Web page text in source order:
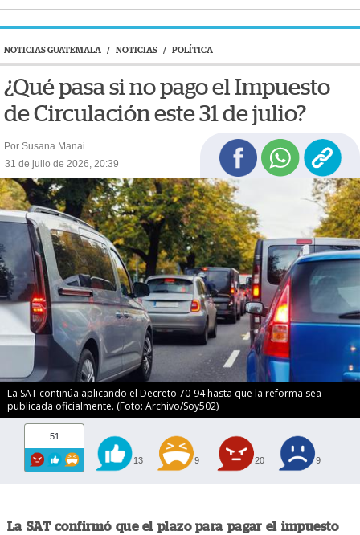
NOTICIAS GUATEMALA / NOTICIAS / POLÍTICA
¿Qué pasa si no pago el Impuesto
de Circulación este 31 de julio?
Por Susana Manai
31 de julio de 2026, 20:39
La SAT continúa aplicando el Decreto 70-94 hasta que la reforma sea
publicada oficialmente. (Foto: Archivo/Soy502)
51
13 9 20 9
La SAT confirmó que el plazo para pagar el impuesto